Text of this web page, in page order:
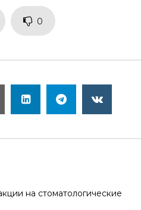
0
на стоматологические